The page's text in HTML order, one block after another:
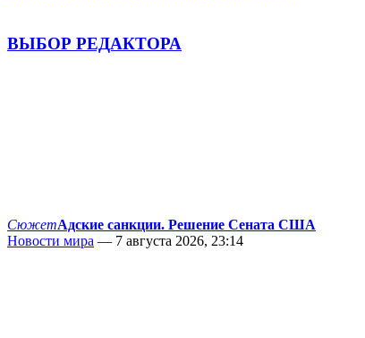
ВЫБОР РЕДАКТОРА
СюжетАдские санкции. Решение Сената США
Новости мира — 7 августа 2026, 23:14